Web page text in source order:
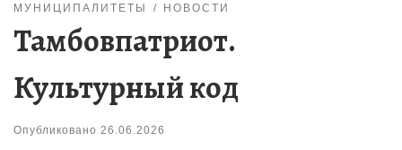
МУНИЦИПАЛИТЕТЫ НОВОСТИ
Тамбовпатриот.
Культурный код
Опубликовано 26.06.2026